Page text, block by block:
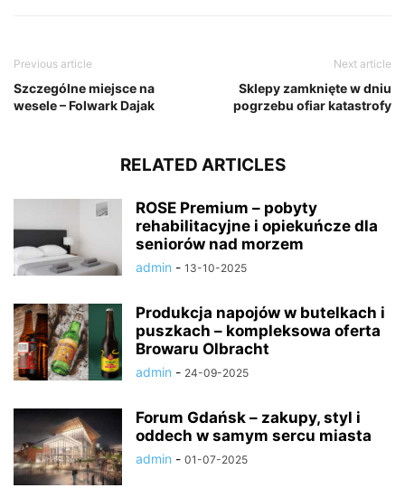
Previous article
Szczególne miejsce na
wesele – Folwark Dajak
Next article
Sklepy zamknięte w dniu
pogrzebu ofiar katastrofy
RELATED ARTICLES
ROSE Premium – pobyty
rehabilitacyjne i opiekuńcze dla
seniorów nad morzem
admin - 13-10-2025
Produkcja napojów w butelkach i
puszkach – kompleksowa oferta
Browaru Olbracht
admin - 24-09-2025
Forum Gdańsk – zakupy, styl i
oddech w samym sercu miasta
admin - 01-07-2025